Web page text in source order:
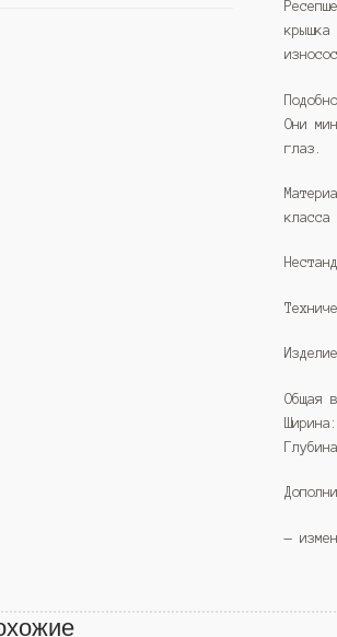
Они
глаз.
класса
Общая
—